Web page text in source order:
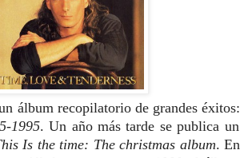
álbum recopilatorio de grandes éxitos:
1995. Un año más tarde se publica un
Is the time: The christmas album.En